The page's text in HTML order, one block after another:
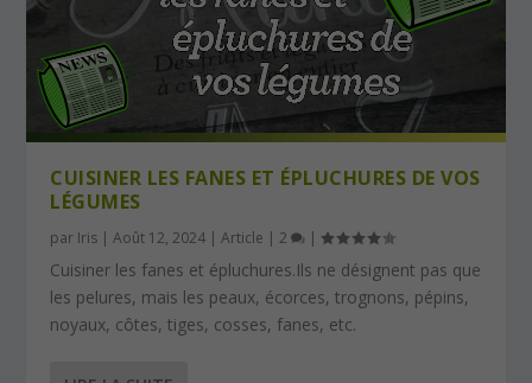
CUISINER LES FANES ET ÉPLUCHURES DE VOS
LÉGUMES
par Iris |Août 12, 2024 |Article |2 |
Cuisiner les fanes et épluchures.Ils ne désignent pas que
les pelures, mais les peaux, écorces, trognons, pépins,
noyaux, côtes, tiges, cosses, fanes, etc.